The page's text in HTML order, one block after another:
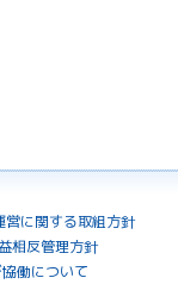
営に関する取組方針
相反管理方針
働について